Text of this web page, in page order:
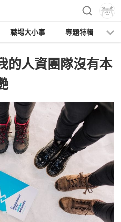
職場大小事 專題特輯
的人資團隊沒有本